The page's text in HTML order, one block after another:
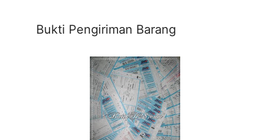
Bukti Pengiriman Barang